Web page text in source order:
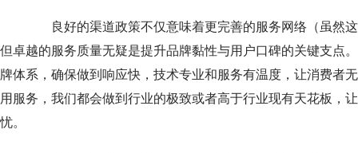
良好的渠道政策不仅意味着更完善的服务网络（虽然这
但卓越的服务质量无疑是提升品牌黏性与用户口碑的关键支点
牌体系，确保做到响应快，技术专业和服务有温度，让消费者
用服务，我们都会做到行业的极致或者高于行业现有天花板，
忧。